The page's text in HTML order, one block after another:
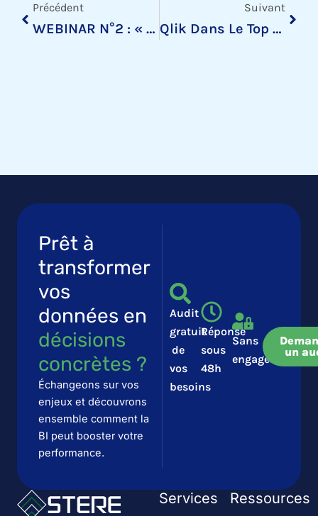
Précédent
WEBINAR N°2 : « LA CONSTRUCTION D’UN TABLEAU DE BORD FINANCIER »
Suivant
Qlik Dans Le Top 3 Du Magic Quadrant 2021 De Gartner
Prêt à
transformer
vos
données en
décisions
concrètes ?​​
Échangeons sur vos
enjeux et découvrons
ensemble comment la
BI peut booster votre
performance.
Audit
gratuit
de
vos
besoins
Réponse
sous
48h
Sans
engagement
un
Services Ressources